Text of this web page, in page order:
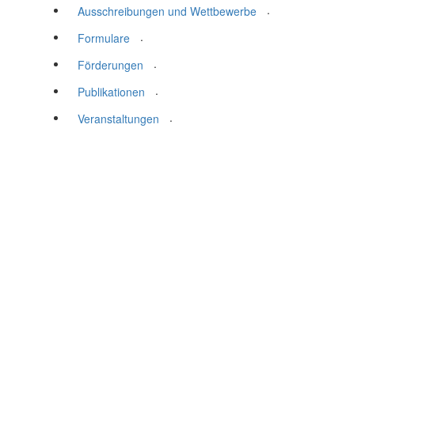
Ausschreibungen und Wettbewerbe
.
Formulare
.
Förderungen
.
Publikationen
.
Veranstaltungen
.